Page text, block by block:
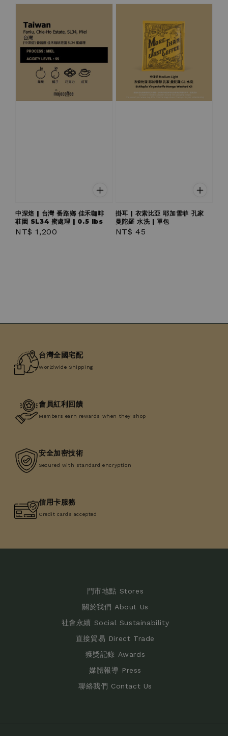
中深焙 | 台灣 番路鄉 佳禾咖啡
莊園 SL34 蜜處理 | 0.5 lbs
Regular
NT$ 1,200
掛耳 | 衣索比亞 耶加雪菲 孔家
曼陀羅 水洗 | 單包
Regular
NT$ 45
台灣全國宅配
Worldwide Shipping
會員紅利回饋
Members earn rewards when they shop
安全加密技術
Secured with standard encryption
信用卡服務
Credit cards accepted
門市地點 Stores
關於我們 About Us
社會永續 Social Sustainability
直接貿易 Direct Trade
獲獎記錄 Awards
媒體報導 Press
聯絡我們 Contact Us